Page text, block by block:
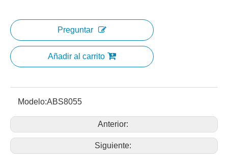
Preguntar
Añadir al carrito
Modelo:ABS8055
Anterior:
Siguiente: